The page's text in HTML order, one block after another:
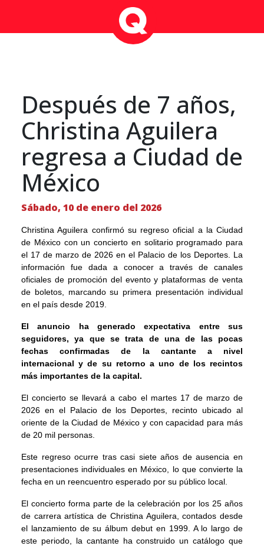
Después de 7 años,
Christina Aguilera
regresa a Ciudad de
México
Sábado, 10 de enero del 2026
Christina Aguilera confirmó su regreso oficial a la Ciudad
de México con un concierto en solitario programado para
el 17 de marzo de 2026 en el Palacio de los Deportes. La
información fue dada a conocer a través de canales
oficiales de promoción del evento y plataformas de venta
de boletos, marcando su primera presentación individual
en el país desde 2019.
El anuncio ha generado expectativa entre sus
seguidores, ya que se trata de una de las pocas
fechas confirmadas de la cantante a nivel
internacional y de su retorno a uno de los recintos
más importantes de la capital.
El concierto se llevará a cabo el martes 17 de marzo de
2026 en el Palacio de los Deportes, recinto ubicado al
oriente de la Ciudad de México y con capacidad para más
de 20 mil personas.
Este regreso ocurre tras casi siete años de ausencia en
presentaciones individuales en México, lo que convierte la
fecha en un reencuentro esperado por su público local.
El concierto forma parte de la celebración por los 25 años
de carrera artística de Christina Aguilera, contados desde
el lanzamiento de su álbum debut en 1999. A lo largo de
este periodo, la cantante ha construido un catálogo que